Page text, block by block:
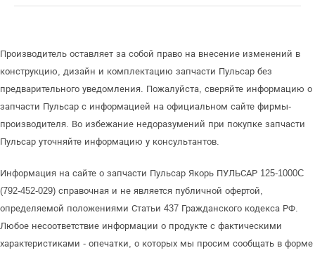
Производитель оставляет за собой право на внесение изменений в
конструкцию, дизайн и комплектацию запчасти Пульсар без
предварительного уведомления. Пожалуйста, сверяйте информацию о
запчасти Пульсар с информацией на официальном сайте фирмы-
производителя. Во избежание недоразумений при покупке запчасти
Пульсар уточняйте информацию у консультантов.
Информация на сайте о запчасти Пульсар Якорь ПУЛЬСАР 125-1000C
(792-452-029) справочная и не является публичной офертой,
определяемой положениями Статьи 437 Гражданского кодекса РФ.
Любое несоответствие информации о продукте с фактическими
характеристиками - опечатки, о которых мы просим сообщать в форме